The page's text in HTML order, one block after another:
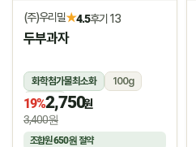
(주)우리밀★4.5후기 13
두부과자
화학첨가물최소화
100g
상온
19%2,750원
3,400원
조합원650원 절약